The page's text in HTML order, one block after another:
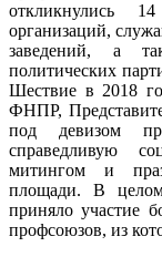
откликнулись
организаций,
заведений, а
политических
Шествие в 2018
ФНПР,
под девизом
справедливую
митингом и
площади. В
приняло участие
профсоюзов, из